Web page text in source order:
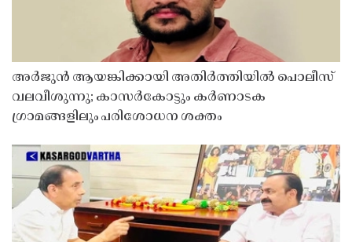
അർജുൻ ആയങ്കിക്കായി അതിർത്തിയിൽ പൊലീസ്
വലവീശുന്നു; കാസർകോട്ടും കർണാടക
ഗ്രാമങ്ങളിലും പരിശോധന ശക്തം